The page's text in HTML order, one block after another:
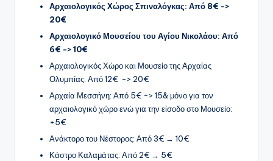
Αρχαιολογικός Χώρος Σπιναλόγκας: Από 8€ ->
20€
Αρχαιολογικό Μουσείου του Αγίου Νικολάου: Από
6€ -> 10€
Αρχαιολογικός Χώρο και Μουσείο της Αρχαίας
Ολυμπίας: Από 12€ -> 20€
Αρχαία Μεσσήνη: Από 5€ -> 15& μόνο για τον
αρχαιολογικό χώρο ενώ για την είσοδο στο Μουσείο:
+5€
Ανάκτορο του Νέστορος: Από 3€ → 10€
Κάστρο Καλαμάτας: Από 2€ → 5€